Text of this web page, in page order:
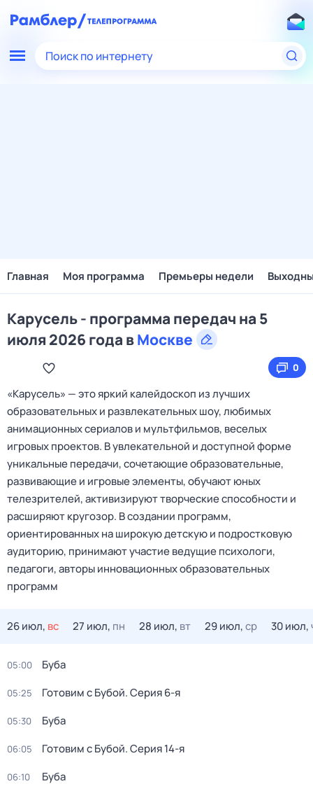
Поиск по интернету
Главная Моя программа Премьеры недели
Карусель - программа передач на 5
июля 2026 года вМоскве
0
«Карусель» — это яркий калейдоскоп из лучших
образовательных и развлекательных шоу, любимых
анимационных сериалов и мультфильмов, веселых
игровых проектов. В увлекательной и доступной форме
уникальные передачи, сочетающие образовательные,
развивающие и игровые элементы, обучают юных
телезрителей, активизируют творческие способности и
расширяют кругозор. В создании программ,
ориентированных на широкую детскую и подростковую
аудиторию, принимают участие ведущие психологи,
педагоги, авторы инновационных образовательных
программ
26 июл, вс 27 июл, пн 28 июл, вт 29 июл,ср 30 июл,
05:00 Буба
05:25 Готовим с Бубой. Серия 6-я
05:30 Буба
06:05 Готовим с Бубой. Серия 14-я
06:10 Буба